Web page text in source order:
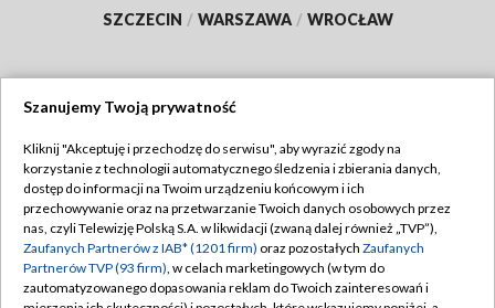
SZCZECIN / WARSZAWA / WROCŁAW
TVP
Abonament TVP
Emisja w TVP
Centrum informacji TVP
Regulamin TVP
Polityka prywatności
Moje zgody
Szanujemy Twoją prywatność
Kliknij "Akceptuję i przechodzę do serwisu", aby wyrazić zgody na
korzystanie z technologii automatycznego śledzenia i zbierania danych,
dostęp do informacji na Twoim urządzeniu końcowym i ich
przechowywanie oraz na przetwarzanie Twoich danych osobowych przez
nas, czyli Telewizję Polską S.A. w likwidacji (zwaną dalej również „TVP”),
Zaufanych Partnerów z IAB* (1201 firm) oraz pozostałych Zaufanych
Partnerów TVP (93 firm), w celach marketingowych (w tym do
zautomatyzowanego dopasowania reklam do Twoich zainteresowań i